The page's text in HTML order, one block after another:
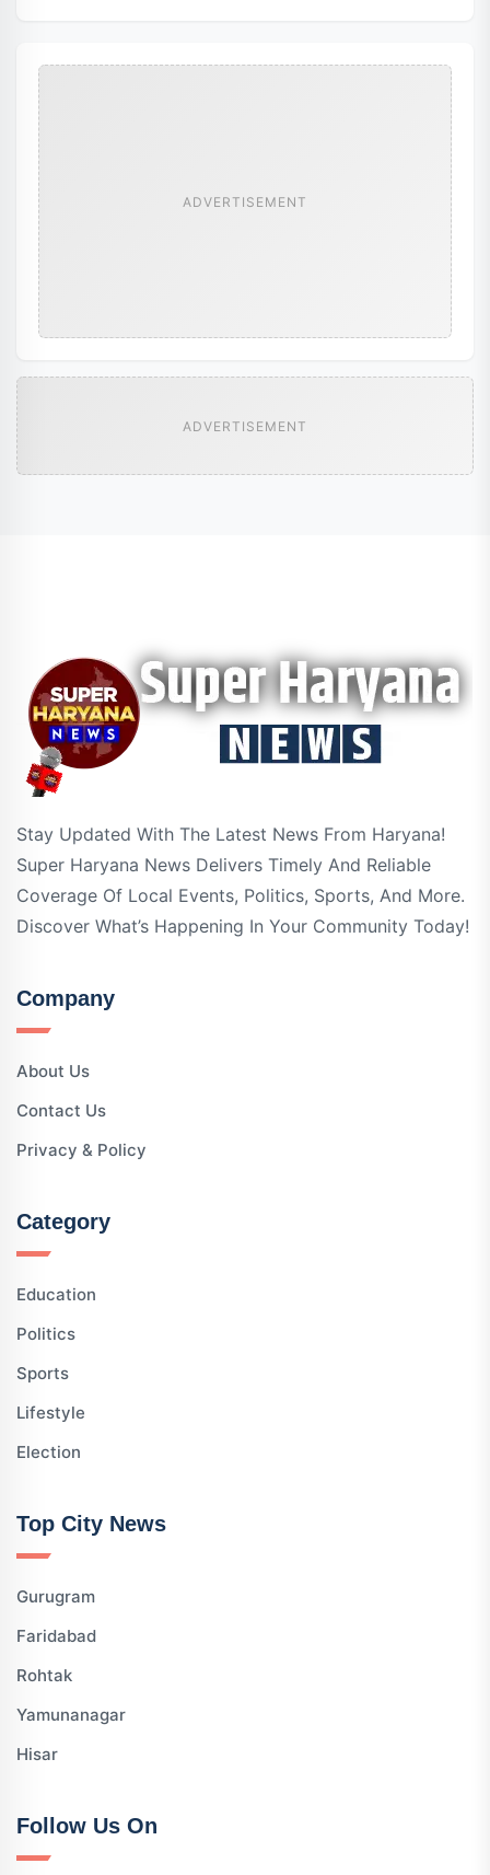
ADVERTISEMENT
ADVERTISEMENT
Stay Updated With The Latest News From Haryana!
Super Haryana News Delivers Timely And Reliable
Coverage Of Local Events, Politics, Sports, And More.
Discover What’s Happening In Your Community Today!
Company
About Us
Contact Us
Privacy & Policy
Category
Education
Politics
Sports
Lifestyle
Election
Top City News
Gurugram
Faridabad
Rohtak
Yamunanagar
Hisar
Follow Us On